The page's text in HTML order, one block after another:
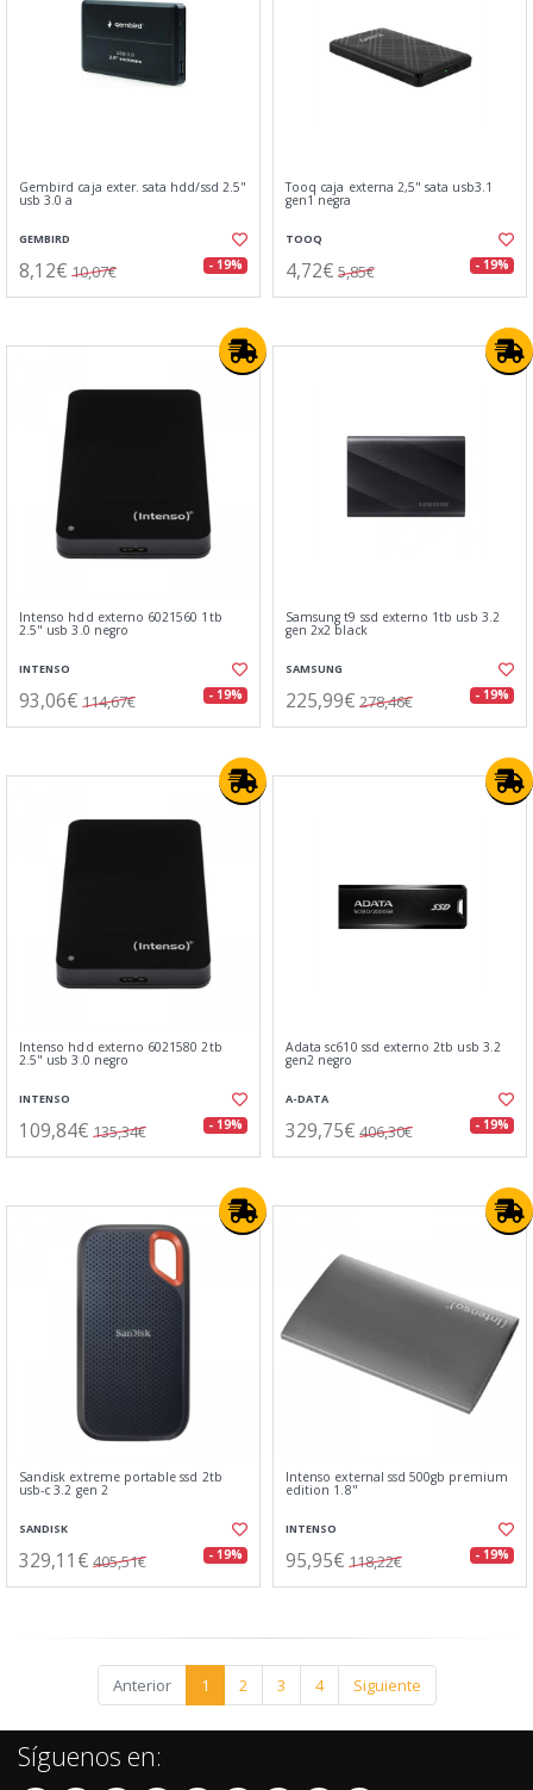
Gembird caja exter. sata hdd/ssd 2.5"
usb 3.0 a
GEMBIRD
8,12€ 10,07€ - 19%
Tooq caja externa 2,5" sata usb3.1
gen1 negra
TOOQ
4,72€ 5,85€ - 19%
Intenso hdd externo 6021560 1tb
2.5" usb 3.0 negro
INTENSO
93,06€ 114,67€ - 19%
Samsung t9 ssd externo 1tb usb 3.2
gen 2x2 black
SAMSUNG
225,99€ 278,46€ - 19%
Intenso hdd externo 6021580 2tb
2.5" usb 3.0 negro
INTENSO
109,84€ 135,34€ - 19%
Adata sc610 ssd externo 2tb usb 3.2
gen2 negro
A-DATA
329,75€ 406,30€ - 19%
Sandisk extreme portable ssd 2tb
usb-c 3.2 gen 2
SANDISK
329,11€ 405,51€ - 19%
Intenso external ssd 500gb premium
edition 1.8"
INTENSO
95,95€ 118,22€ - 19%
Anterior 1 2 3 4 Siguiente
Síguenos en: